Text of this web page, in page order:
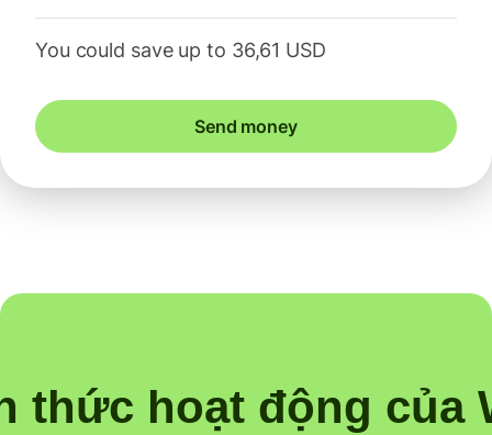
You could save up to 36,61 USD
Send money
thức hoạt động của